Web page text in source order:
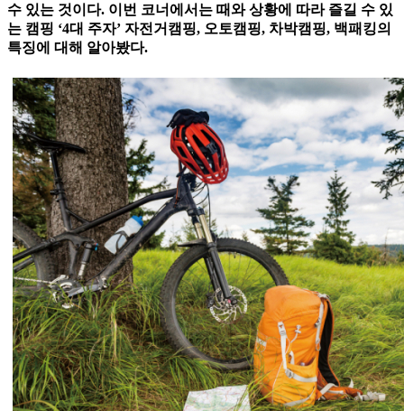
수 있는 것이다. 이번 코너에서는 때와 상황에 따라 즐길 수 있
는 캠핑 ‘4대 주자’ 자전거캠핑, 오토캠핑, 차박캠핑, 백패킹의
특징에 대해 알아봤다.